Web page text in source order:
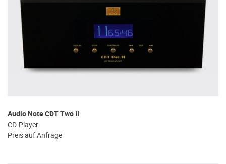
Audio Note CDT Two II
CD-Player
Preis auf Anfrage